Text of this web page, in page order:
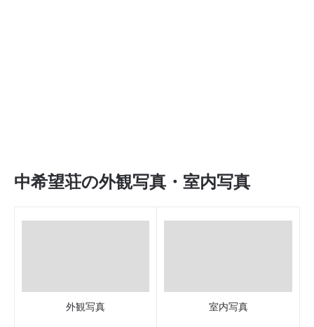
中希望荘の外観写真・室内写真
外観写真 室内写真